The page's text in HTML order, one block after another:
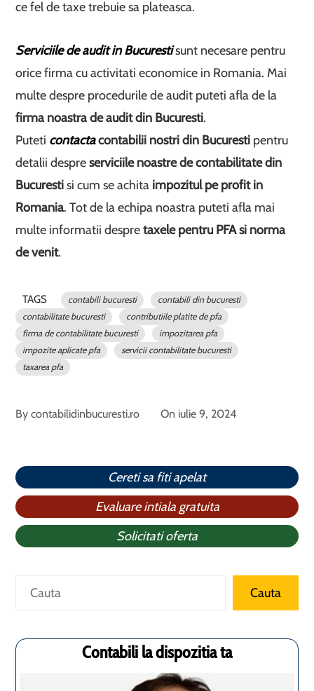
ce fel de taxe trebuie sa plateasca.
Serviciile de audit in Bucurestisunt necesare pentru
orice firma cu activitati economice in Romania. Mai
multe despre procedurile de audit puteti afla de la
firma noastra de audit din Bucuresti.
Puteti contactacontabilii nostri din Bucuresti pentru
detalii despreserviciile noastre de contabilitate din
Bucurestisi cum se achita impozitul pe profit in
Romania. Tot de la echipa noastra puteti afla mai
multe informatii despretaxele pentru PFA si norma
de venit.
TAGS contabili bucuresti
contabili din bucuresti
contabilitate bucuresti
contributiile platite de pfa
firma de contabilitate bucuresti
impozitarea pfa
impozite aplicate pfa
servicii contabilitate bucuresti
taxarea pfa
Bycontabilidinbucuresti.ro On iulie 9, 2024
Cereti sa fiti apelat
Evaluare intiala gratuita
Solicitati oferta
Caută Cauta
Contabili la dispozitia ta